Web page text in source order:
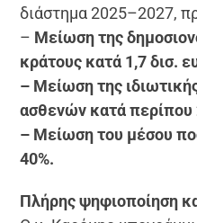
διάστημα 2025–2027,
– Μείωση της
κράτους κατά 1,7 δισ.
– Μείωση της
ασθενών κατά περίπου
– Μείωση του μέσου
40%.
Πλήρης ψηφιοποίηση